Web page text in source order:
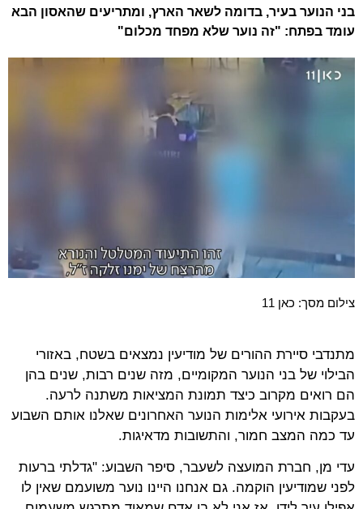
בני הנוער בעיר, בדומה לשאר הארץ, ומתריעים שהאסון הבא
עומד בפתח: "זה נוער שלא מפחד מכלום"
צילום מסך: כאן 11
מתנדבי סיירת ההורים של מודיעין נמצאים בשטח, באזורי
הבילוי של בני הנוער המקומיים, מזה שנים רבות, שנים בהן
הם רואים מקרוב כיצד תמונת המציאות משתנה לרעה.
בעקבות אירועי אלימות הנוער האחרונים שאלנו אותם השבוע
עד כמה המצב חמור, והתשובות מדאיגות.
עדי מן, חברת המועצה לשעבר, סיפר השבוע: "גדלתי ברעות
לפני שמודיעין הוקמה. גם אנחנו היינו נוער משועמם שאין לו